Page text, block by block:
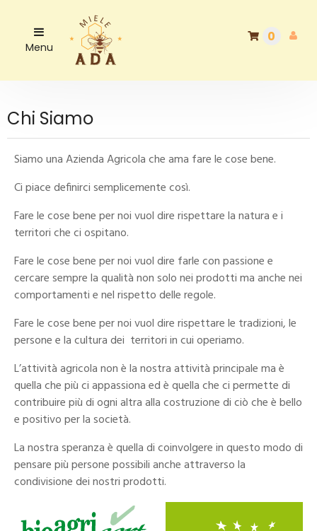
Menu
0
Chi Siamo
Siamo una Azienda Agricola che ama fare le cose bene.
Ci piace definirci semplicemente così.
Fare le cose bene per noi vuol dire rispettare la natura e i
territori che ci ospitano.
Fare le cose bene per noi vuol dire farle con passione e
cercare sempre la qualità non solo nei prodotti ma anche nei
comportamenti e nel rispetto delle regole.
Fare le cose bene per noi vuol dire rispettare le tradizioni, le
persone e la cultura dei territori in cui operiamo.
L’attività agricola non è la nostra attività principale ma è
quella che più ci appassiona ed è quella che ci permette di
contribuire più di ogni altra alla costruzione di ciò che è bello
e positivo per la società.
La nostra speranza è quella di coinvolgere in questo modo di
pensare più persone possibili anche attraverso la
condivisione dei nostri prodotti.